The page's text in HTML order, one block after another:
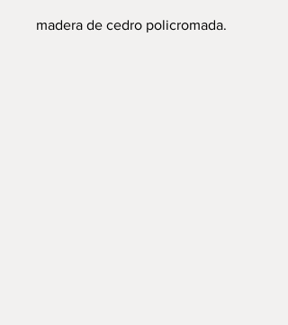
madera de cedro policromada.